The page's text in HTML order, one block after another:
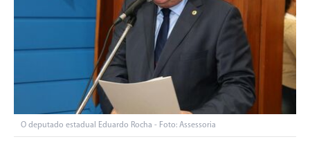
O deputado estadual Eduardo Rocha - Foto: Assessoria